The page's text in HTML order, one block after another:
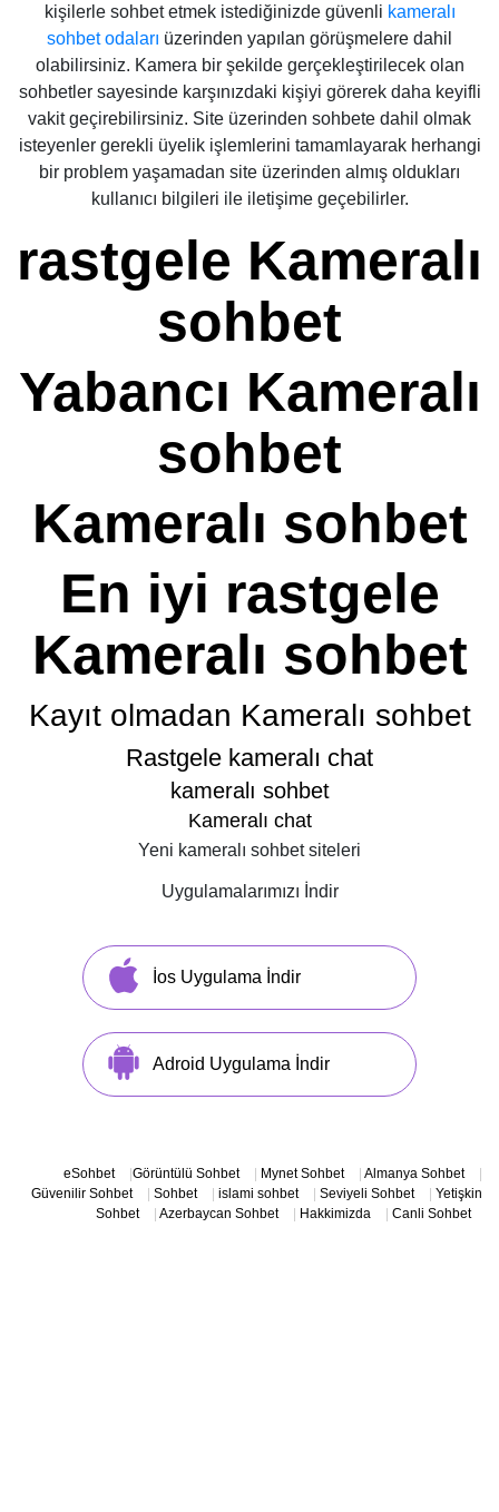
kişilerle sohbet etmek istediğinizde güvenli kameralı
sohbet odaları üzerinden yapılan görüşmelere dahil
olabilirsiniz. Kamera bir şekilde gerçekleştirilecek olan
sohbetler sayesinde karşınızdaki kişiyi görerek daha keyifli
vakit geçirebilirsiniz. Site üzerinden sohbete dahil olmak
isteyenler gerekli üyelik işlemlerini tamamlayarak herhangi
bir problem yaşamadan site üzerinden almış oldukları
kullanıcı bilgileri ile iletişime geçebilirler.
rastgele Kameralı
sohbet
Yabancı Kameralı
sohbet
Kameralı sohbet
En iyi rastgele
Kameralı sohbet
Kayıt olmadan Kameralı sohbet
Rastgele kameralı chat
kameralı sohbet
Kameralı chat
Yeni kameralı sohbet siteleri
Uygulamalarımızı İndir
İos Uygulama İndir
Adroid Uygulama İndir
eSohbet Görüntülü Sohbet Mynet Sohbet Almanya Sohbet
Güvenilir Sohbet
Sohbet islami sohbet Seviyeli Sohbet
Yetişkin
Sohbet
Azerbaycan Sohbet Hakkimizda Canli Sohbet